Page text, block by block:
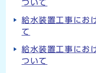
ついて
給水装置工事にお
て
給水装置工事にお
ついて